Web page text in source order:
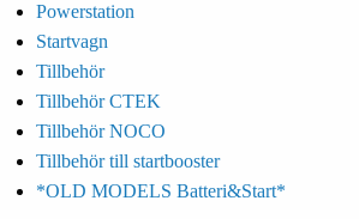
Powerstation
Startvagn
Tillbehör
Tillbehör CTEK
Tillbehör NOCO
Tillbehör till startbooster
*OLD MODELS Batteri&Start*